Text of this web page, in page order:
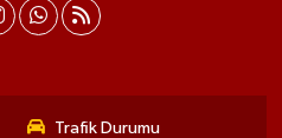
Trafik Durumu